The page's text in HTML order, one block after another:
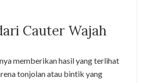
Cauter Wajah
memberikan hasil yang terlihat
tonjolan atau bintik yang